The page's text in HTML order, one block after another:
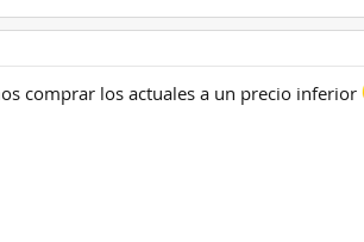
comprar los actuales a un precio inferior